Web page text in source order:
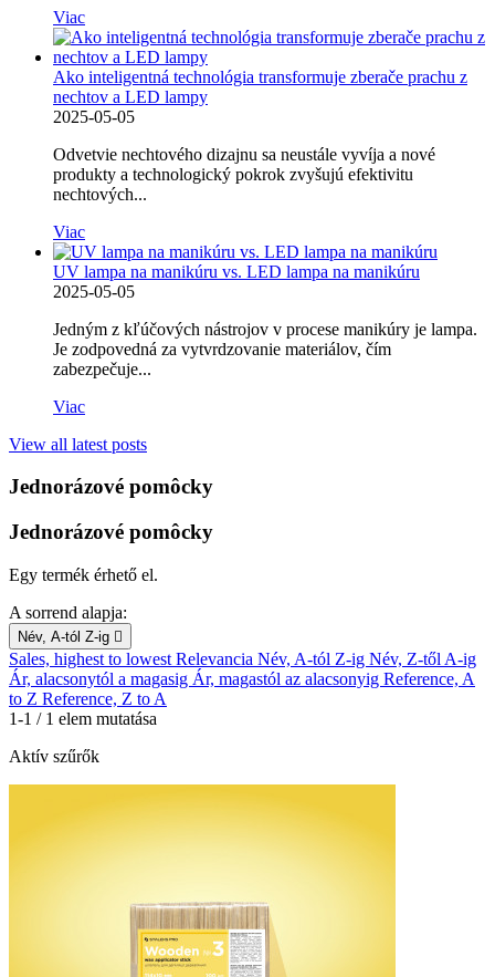
Viac
Ako inteligentná technológia transformuje zberače prachu z
nechtov a LED lampy
2025-05-05
Odvetvie nechtového dizajnu sa neustále vyvíja a nové
produkty a technologický pokrok zvyšujú efektivitu
nechtových...
Viac
UV lampa na manikúru vs. LED lampa na manikúru
2025-05-05
Jedným z kľúčových nástrojov v procese manikúry je lampa.
Je zodpovedná za vytvrdzovanie materiálov, čím
zabezpečuje...
Viac
View all latest posts
Jednorázové pomôcky
Jednorázové pomôcky
Egy termék érhető el.
A sorrend alapja:
Név, A-tól Z-ig 
Sales, highest to lowest Relevancia Név, A-tól Z-ig Név, Z-től A-ig
Ár, alacsonytól a magasig Ár, magastól az alacsonyig Reference, A
to Z Reference, Z to A
1-1 / 1 elem mutatása
Aktív szűrők